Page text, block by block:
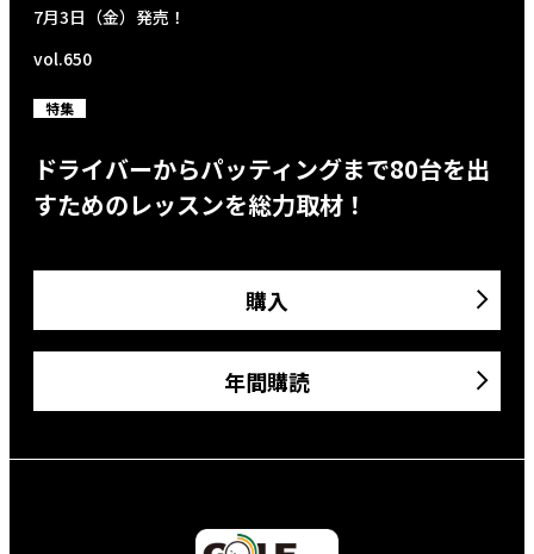
7月3日（金）発売！
vol.650
特集
ドライバーからパッティングまで80台を出
すためのレッスンを総力取材！
購入
年間購読